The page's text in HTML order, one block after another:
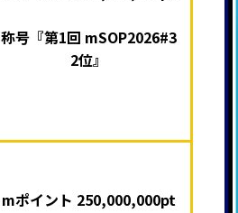
称号『第1回 mSOP2026#3
2位』
mポイント 250,000,000pt